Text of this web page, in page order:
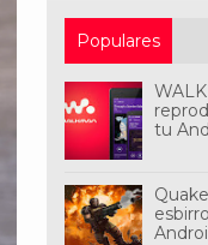
Populares
tu